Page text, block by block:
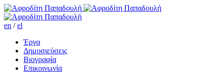
en /el
Έργα
Δημοσιεύσεις
Βιογραφία
Επικοινωνία